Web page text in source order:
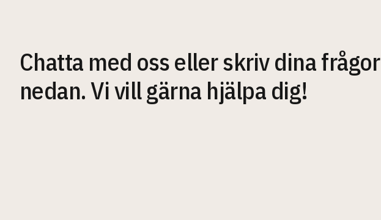
Chatta med oss eller skriv dina frågor
nedan. Vi vill gärna hjälpa dig!